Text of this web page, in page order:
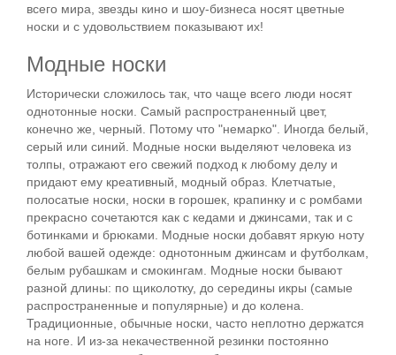
всего мира, звезды кино и шоу-бизнеса носят цветные
носки и с удовольствием показывают их!
Модные носки
Исторически сложилось так, что чаще всего люди носят
однотонные носки. Самый распространенный цвет,
конечно же, черный. Потому что "немарко". Иногда белый,
серый или синий. Модные носки выделяют человека из
толпы, отражают его свежий подход к любому делу и
придают ему креативный, модный образ. Клетчатые,
полосатые носки, носки в горошек, крапинку и с ромбами
прекрасно сочетаются как с кедами и джинсами, так и с
ботинками и брюками. Модные носки добавят яркую ноту
любой вашей одежде: однотонным джинсам и футболкам,
белым рубашкам и смокингам. Модные носки бывают
разной длины: по щиколотку, до середины икры (самые
распространенные и популярные) и до колена.
Традиционные, обычные носки, часто неплотно держатся
на ноге. И из-за некачественной резинки постоянно